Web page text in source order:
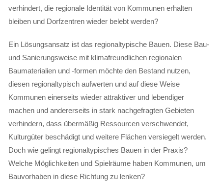
verhindert, die regionale Identität von Kommunen erhalten
bleiben und Dorfzentren wieder belebt werden?
Ein Lösungsansatz ist das regionaltypische Bauen. Diese Bau-
und Sanierungsweise mit klimafreundlichen regionalen
Baumaterialien und -formen möchte den Bestand nutzen,
diesen regionaltypisch aufwerten und auf diese Weise
Kommunen einerseits wieder attraktiver und lebendiger
machen und andererseits in stark nachgefragten Gebieten
verhindern, dass übermäßig Ressourcen verschwendet,
Kulturgüter beschädigt und weitere Flächen versiegelt werden.
Doch wie gelingt regionaltypisches Bauen in der Praxis?
Welche Möglichkeiten und Spielräume haben Kommunen, um
Bauvorhaben in diese Richtung zu lenken?